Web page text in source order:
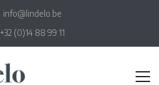
info@lindelo.be
+32 (0)14 88 99 11